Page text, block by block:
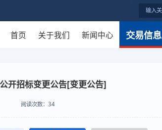
首页 关于我们 新闻中心 交易信息
开招标变更公告[变更公告]
阅读次数： 34